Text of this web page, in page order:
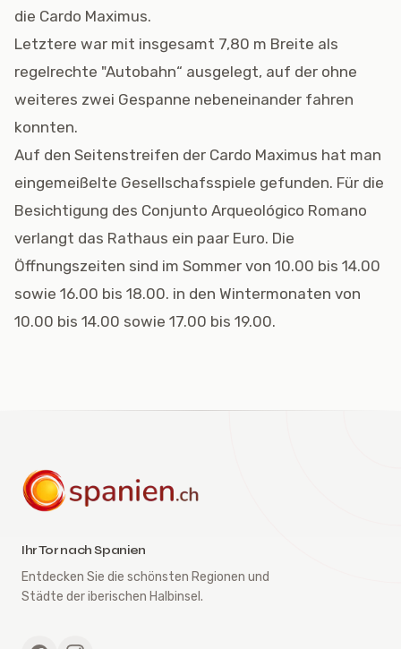
die Cardo Maximus.
Letztere war mit insgesamt 7,80 m Breite als
regelrechte "Autobahn“ ausgelegt, auf der ohne
weiteres zwei Gespanne nebeneinander fahren
konnten.
Auf den Seitenstreifen der Cardo Maximus hat man
eingemeißelte Gesellschafsspiele gefunden. Für die
Besichtigung des Conjunto Arqueológico Romano
verlangt das Rathaus ein paar Euro. Die
Öffnungszeiten sind im Sommer von 10.00 bis 14.00
sowie 16.00 bis 18.00. in den Wintermonaten von
10.00 bis 14.00 sowie 17.00 bis 19.00.
Ihr Tor nach Spanien
Entdecken Sie die schönsten Regionen und
Städte der iberischen Halbinsel.